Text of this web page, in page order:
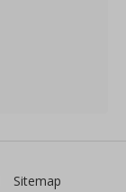
Sitemap